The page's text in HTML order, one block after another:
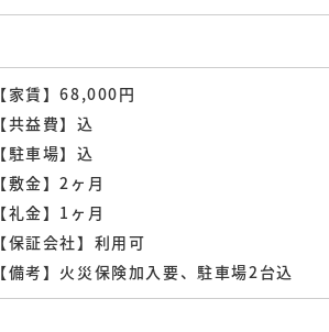
【家賃】68,000円
【共益費】込
【駐車場】込
【敷金】2ヶ月
【礼金】1ヶ月
【保証会社】利用可
【備考】火災保険加入要、駐車場2台込